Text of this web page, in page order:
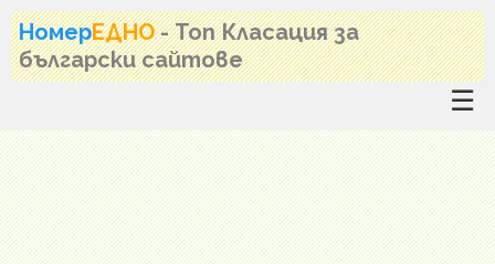
НомерЕДНО - Топ Класация за
български сайтове
☰